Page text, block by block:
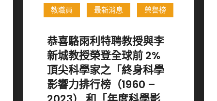
合」
專
自
駱
雨
利
三
位
教
教職員 最新消息 榮譽榜
恭喜駱雨利特聘教授與李
新城教授榮登全球前 2%
頂尖科學家之「終身科學
影響力排行榜（1960 –